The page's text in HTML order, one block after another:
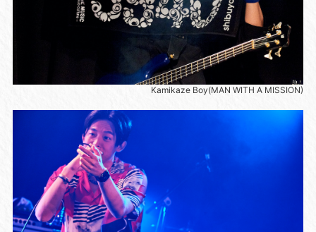
Kamikaze Boy(MAN WITH A MISSION)